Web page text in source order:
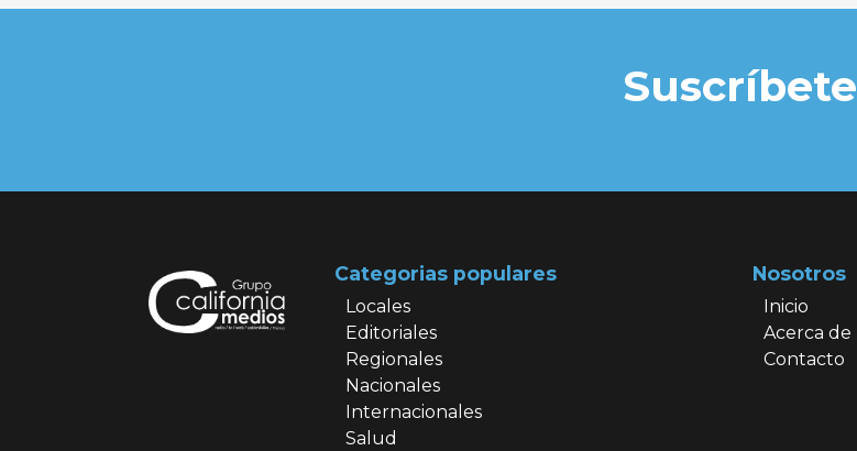
Suscríbete
Categorias populares
Locales
Editoriales
Regionales
Nacionales
Internacionales
Salud
Nosotros
Inicio
Acerca de
Contacto